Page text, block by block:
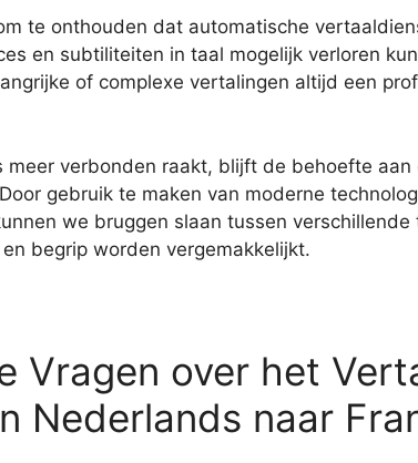
te onthouden dat automatische
en subtiliteiten in taal mogelijk verloren
of complexe vertalingen altijd een
meer verbonden raakt, blijft de behoefte aan
gebruik te maken van moderne
we bruggen slaan tussen verschillende
begrip worden vergemakkelijkt.
Vragen over het
Nederlands naar